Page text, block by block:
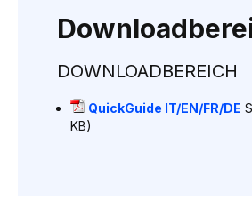
DOWNLOADBEREICH
QuickGuide IT/EN/FR/DE
KB)